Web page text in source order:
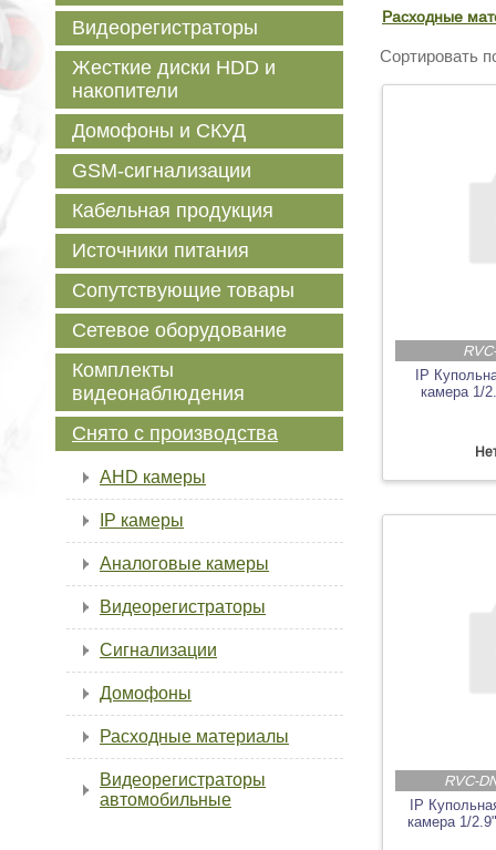
Расходные
Сортировать
IP
камера 1/
RVC-
IP
камера 1/
Видеорегистраторы
Жесткие диски HDD и
накопители
Домофоны и СКУД
GSM-сигнализации
Кабельная продукция
Источники питания
Сопутствующие товары
Сетевое оборудование
Комплекты
видеонаблюдения
Снято с производства
AHD камеры
IP камеры
Аналоговые камеры
Видеорегистраторы
Сигнализации
Домофоны
Расходные материалы
Видеорегистраторы
автомобильные